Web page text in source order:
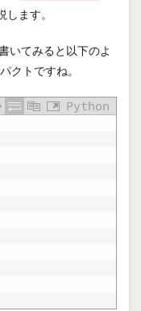
ます。
いてみると以下のよ
クトですね。
Python